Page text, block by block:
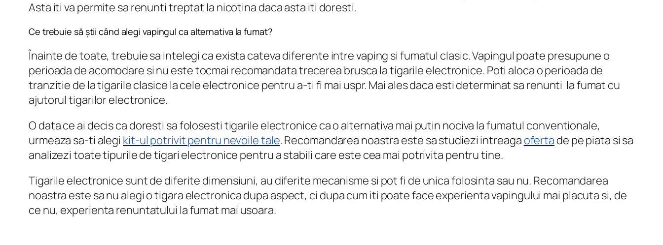
Asta iti va permite sa renunti treptat la nicotina daca asta iti doresti.
Ce trebuie să știi când alegi vapingul ca alternativa la fumat?
Înainte de toate, trebuie sa intelegi ca exista cateva diferente intre vaping si fumatul clasic. Vapingul poate presupune o
perioada de acomodare si nu este tocmai recomandata trecerea brusca la tigarile electronice. Poti aloca o perioada de
tranzitie de la tigarile clasice la cele electronice pentru a-ti fi mai uspr. Mai ales daca esti determinat sa renunti la fumat cu
ajutorul tigarilor electronice.
O data ce ai decis ca doresti sa folosesti tigarile electronice ca o alternativa mai putin nociva la fumatul conventionale,
urmeaza sa-ti alegi kit-ul potrivit pentru nevoile tale. Recomandarea noastra este sa studiezi intreaga oferta de pe piata si sa
analizezi toate tipurile de tigari electronice pentru a stabili care este cea mai potrivita pentru tine.
Tigarile electronice sunt de diferite dimensiuni, au diferite mecanisme si pot fi de unica folosinta sau nu. Recomandarea
noastra este sa nu alegi o tigara electronica dupa aspect, ci dupa cum iti poate face experienta vapingului mai placuta si, de
ce nu, experienta renuntatului la fumat mai usoara.